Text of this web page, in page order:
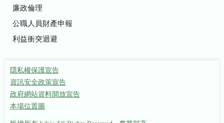
廉政倫理
公職人員財產申報
利益衝突迴避
隱私權保護宣告
資訊安全政策宣告
政府網站資料開放宣告
本場位置圖